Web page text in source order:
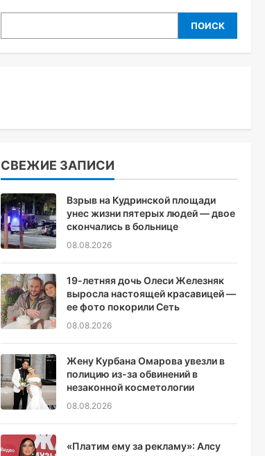
ПОИСК
СВЕЖИЕ ЗАПИСИ
Взрыв на Кудринской площади
унес жизни пятерых людей — двое
скончались в больнице
08.08.2026
19-летняя дочь Олеси Железняк
выросла настоящей красавицей —
ее фото покорили Сеть
08.08.2026
Жену Курбана Омарова увезли в
полицию из-за обвинений в
незаконной косметологии
08.08.2026
«Платим ему за рекламу»: Алсу